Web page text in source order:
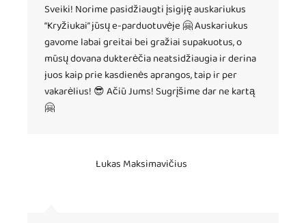
Sveiki! Norime pasidžiaugti įsigiję auskariukus
“Kryžiukai” jūsų e-parduotuvėje 🤗 Auskariukus
gavome labai greitai bei gražiai supakuotus, o
mūsų dovana dukterėčia neatsidžiaugia ir derina
juos kaip prie kasdienės aprangos, taip ir per
vakarėlius! 😎 Ačiū Jums! Sugrįšime dar ne kartą
🤗
Lukas Maksimavičius